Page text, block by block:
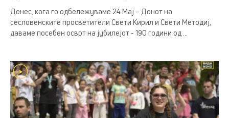
Денес, кога го одбележуваме 24 Мај – Денот на
сесловенските просветители Свети Кирил и Свети Методиј,
даваме посебен осврт на јубилејот - 190 години од ...